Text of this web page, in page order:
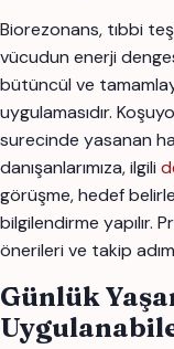
Biorezonans, tıbbi
vücudun enerji
bütüncül ve
uygulamasıdır.
surecinde yasanan
danışanlarımıza, ilgili
görüşme, hedef
bilgilendirme yapılır.
önerileri ve takip
Günlük